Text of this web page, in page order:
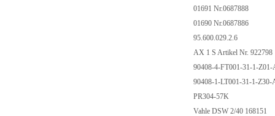
01691 Nr.0687888
01690 Nr.0687886
95.600.029.2.6
AX 1 S Artikel Nr. 922798
90408-4-FT001-31-1-
90408-1-LT001-31-1-
PR304-57K
Vahle DSW 2/40 168151